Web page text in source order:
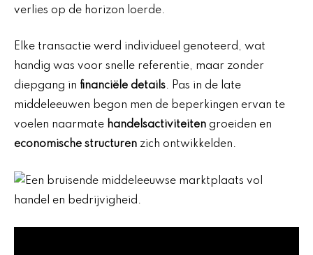
verlies op de horizon loerde.
Elke transactie werd individueel genoteerd, wat
handig was voor snelle referentie, maar zonder
diepgang in financiële details. Pas in de late
middeleeuwen begon men de beperkingen ervan te
voelen naarmate handelsactiviteiten groeiden en
economische structuren zich ontwikkelden.